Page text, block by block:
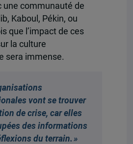
une communauté de
Kaboul, Pékin, ou
que l’impact de ces
la culture
sera immense.
vont se trouver
de crise, car elles
des informations
du terrain. »